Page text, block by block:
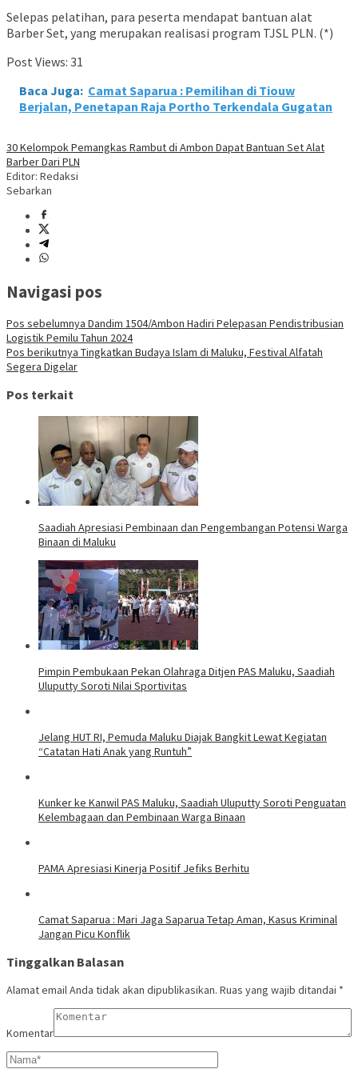
Selepas pelatihan, para peserta mendapat bantuan alat
Barber Set, yang merupakan realisasi program TJSL PLN. (*)
Post Views: 31
Baca Juga: Camat Saparua : Pemilihan di Tiouw
Berjalan, Penetapan Raja Portho Terkendala Gugatan
30 Kelompok Pemangkas Rambut di Ambon Dapat Bantuan Set Alat
Barber Dari PLN
Editor: Redaksi
Sebarkan
Navigasi pos
Pos sebelumnya Dandim 1504/Ambon Hadiri Pelepasan Pendistribusian
Logistik Pemilu Tahun 2024
Pos berikutnya Tingkatkan Budaya Islam di Maluku, Festival Alfatah
Segera Digelar
Pos terkait
Saadiah Apresiasi Pembinaan dan Pengembangan Potensi Warga
Binaan di Maluku
Pimpin Pembukaan Pekan Olahraga Ditjen PAS Maluku, Saadiah
Uluputty Soroti Nilai Sportivitas
Jelang HUT RI, Pemuda Maluku Diajak Bangkit Lewat Kegiatan
“Catatan Hati Anak yang Runtuh”
Kunker ke Kanwil PAS Maluku, Saadiah Uluputty Soroti Penguatan
Kelembagaan dan Pembinaan Warga Binaan
PAMA Apresiasi Kinerja Positif Jefiks Berhitu
Camat Saparua : Mari Jaga Saparua Tetap Aman, Kasus Kriminal
Jangan Picu Konflik
Tinggalkan Balasan
Alamat email Anda tidak akan dipublikasikan. Ruas yang wajib ditandai *
Komentar